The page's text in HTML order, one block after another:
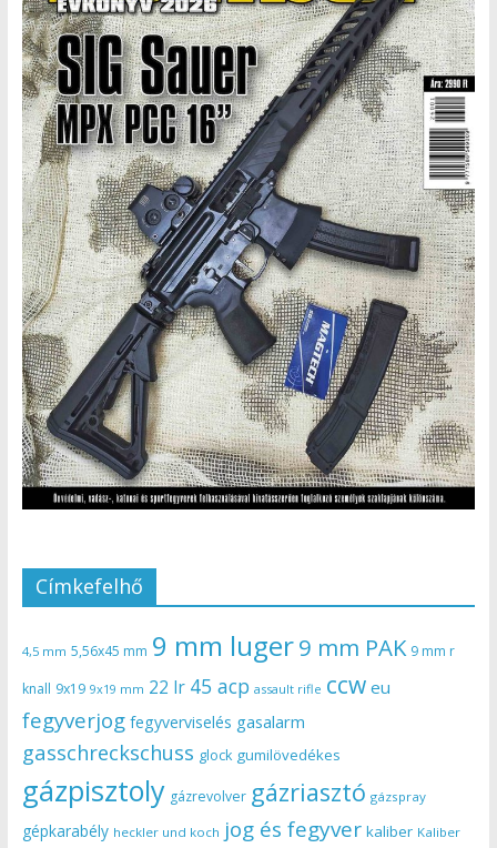
Címkefelhő
4,5 mm 5,56x45 mm 9 mm luger9 mm PAK 9 mm r
knall 9x19 9x19 mm 22 lr 45 acp assault rifle ccw eu
fegyverjog fegyverviselés gasalarm
gasschreckschuss glock gumilövedékes
gázpisztoly gázrevolver gázriasztó gázspray
gépkarabély heckler und koch jog és fegyver kaliber Kaliber